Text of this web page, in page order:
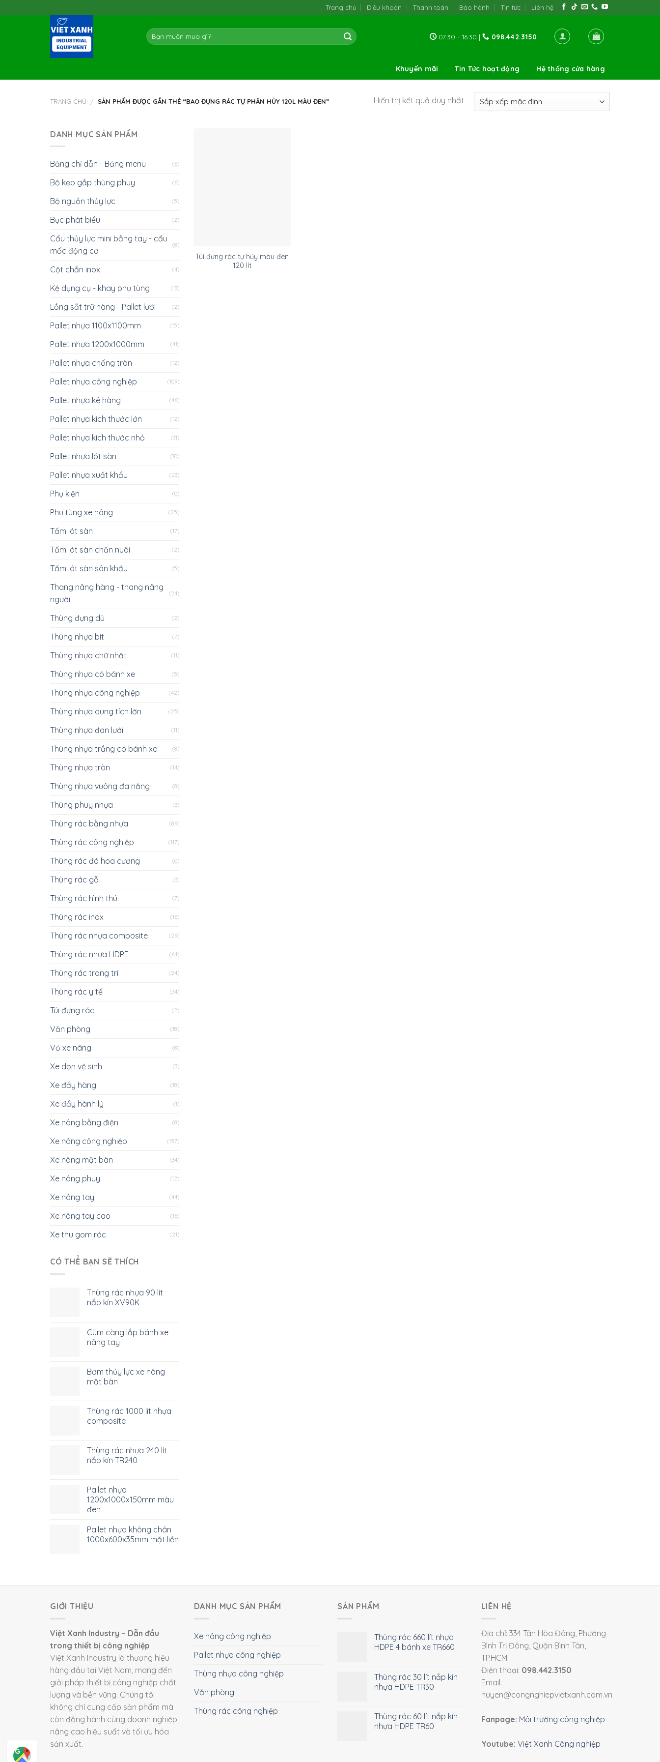
to
Trang chủ Điều khoản Thanh toán Bảo hành Tin tức Liên hệ
Tìm
kiếm:
07:30 - 16:30 | 098.442.3150
Khuyến mãi Tin Tức hoạt động Hệ thống cửa hàng
TRANG CHỦ / SẢN PHẨM ĐƯỢC GẮN THẺ “BAO ĐỰNG RÁC TỰ PHÂN HỦY 120L MÀU ĐEN” Hiển thị kết quả duy nhất
DANH MỤC SẢN PHẨM
Bảng chỉ dẫn - Bảng menu (6)
Bộ kẹp gắp thùng phuy (6)
Bộ nguồn thủy lực (5)
Bục phát biểu (2)
Cẩu thủy lực mini bằng tay - cẩu
mốc động cơ
(8)
Cột chắn inox (4)
Kệ dụng cụ - khay phụ tùng (13)
Lồng sắt trữ hàng - Pallet lưới (2)
Pallet nhựa 1100x1100mm (15)
Pallet nhựa 1200x1000mm (41)
Pallet nhựa chống tràn (12)
Pallet nhựa công nghiệp (109)
Pallet nhựa kê hàng (46)
Pallet nhựa kích thước lớn (12)
Pallet nhựa kích thước nhỏ (31)
Pallet nhựa lót sàn (30)
Pallet nhựa xuất khẩu (23)
Phụ kiện (0)
Phụ tùng xe nâng (25)
Tấm lót sàn (17)
Tấm lót sàn chăn nuôi (2)
Tấm lót sàn sân khấu (5)
Thang nâng hàng - thang nâng
người
(24)
Thùng đựng dù (2)
Thùng nhựa bít (7)
Thùng nhựa chữ nhật (11)
Thùng nhựa có bánh xe (5)
Thùng nhựa công nghiệp (42)
Thùng nhựa dung tích lớn (25)
Thùng nhựa đan lưới (11)
Thùng nhựa trắng có bánh xe (8)
Thùng nhựa tròn (14)
Thùng nhựa vuông đa năng (8)
Thùng phuy nhựa (3)
Thùng rác bằng nhựa (89)
Thùng rác công nghiệp (117)
Thùng rác đá hoa cương (0)
Thùng rác gỗ (3)
Thùng rác hình thú (7)
Thùng rác inox (16)
Thùng rác nhựa composite (29)
Thùng rác nhựa HDPE (64)
Thùng rác trang trí (24)
Thùng rác y tế (34)
Túi đựng rác (2)
Văn phòng (18)
Vỏ xe nâng (8)
Xe dọn vệ sinh (3)
Xe đẩy hàng (18)
Xe đẩy hành lý (1)
Xe nâng bằng điện (8)
Xe nâng công nghiệp (157)
Xe nâng mặt bàn (34)
Xe nâng phuy (12)
Xe nâng tay (44)
Xe nâng tay cao (16)
Xe thu gom rác (21)
CÓ THỂ BẠN SẼ THÍCH
Thùng rác nhựa 90 lít
nắp kín XV90K
Cùm càng lắp bánh xe
nâng tay
Bơm thủy lực xe nâng
mặt bàn
Thùng rác 1000 lít nhựa
composite
Thùng rác nhựa 240 lít
nắp kín TR240
Pallet nhựa
1200x1000x150mm màu
đen
Pallet nhựa không chân
1000x600x35mm mặt liền
Túi đựng rác tự hủy màu đen
120 lít
GIỚI THIỆU
Việt Xanh Industry – Dẫn đầu
trong thiết bị công nghiệp
Việt Xanh Industry là thương hiệu
hàng đầu tại Việt Nam, mang đến
giải pháp thiết bị công nghiệp chất
lượng và bền vững. Chúng tôi
không chỉ cung cấp sản phẩm mà
còn đồng hành cùng doanh nghiệp
nâng cao hiệu suất và tối ưu hóa
sản xuất.
DANH MỤC SẢN PHẨM
Xe nâng công nghiệp
Pallet nhựa công nghiệp
Thùng nhựa công nghiệp
Văn phòng
Thùng rác công nghiệp
SẢN PHẨM
Thùng rác 660 lít nhựa
HDPE 4 bánh xe TR660
Thùng rác 30 lít nắp kín
nhựa HDPE TR30
Thùng rác 60 lít nắp kín
nhựa HDPE TR60
LIÊN HỆ
Địa chỉ: 334 Tân Hòa Đông, Phường
Bình Trị Đông, Quận Bình Tân,
TP.HCM
Điện thoại: 098.442.3150
Email:
huyen@congnghiepvietxanh.com.vn
Fanpage: Môi trường công nghiệp
Youtube: Việt Xanh Công nghiệp